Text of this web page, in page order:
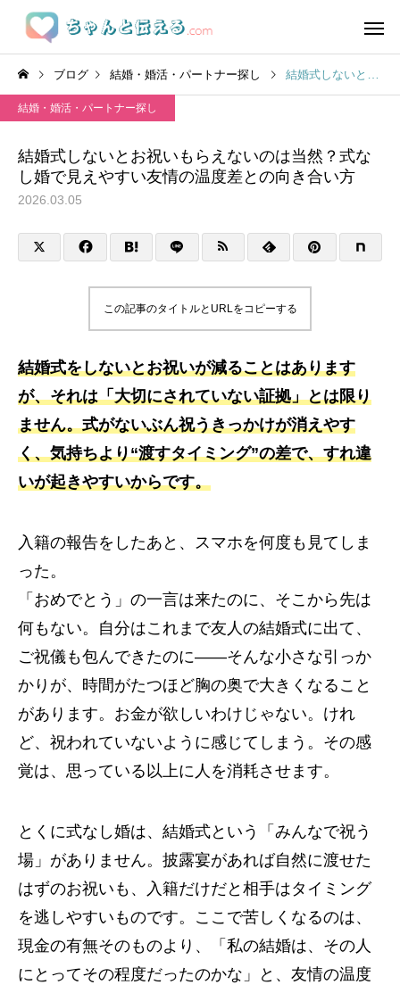
ブログ 結婚・婚活・パートナー探し 結婚式しないとお祝いもらえないのは当然？式なし婚で見えやすい友情の温度差との向き合い方
結婚・婚活・パートナー探し
結婚式しないとお祝いもらえないのは当然？式な
し婚で見えやすい友情の温度差との向き合い方
2026.03.05
この記事のタイトルとURLをコピーする
結婚式をしないとお祝いが減ることはあります
が、それは「大切にされていない証拠」とは限り
ません。式がないぶん祝うきっかけが消えやす
く、気持ちより“渡すタイミング”の差で、すれ違
いが起きやすいからです。
入籍の報告をしたあと、スマホを何度も見てしま
った。
「おめでとう」の一言は来たのに、そこから先は
何もない。自分はこれまで友人の結婚式に出て、
ご祝儀も包んできたのに——そんな小さな引っか
かりが、時間がたつほど胸の奥で大きくなること
があります。お金が欲しいわけじゃない。けれ
ど、祝われていないように感じてしまう。その感
覚は、思っている以上に人を消耗させます。
とくに式なし婚は、結婚式という「みんなで祝う
場」がありません。披露宴があれば自然に渡せた
はずのお祝いも、入籍だけだと相手はタイミング
を逃しやすいものです。ここで苦しくなるのは、
現金の有無そのものより、「私の結婚は、その人
にとってその程度だったのかな」と、友情の温度